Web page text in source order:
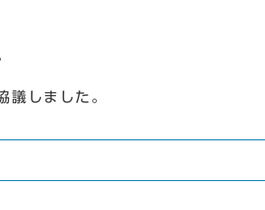
議しました。